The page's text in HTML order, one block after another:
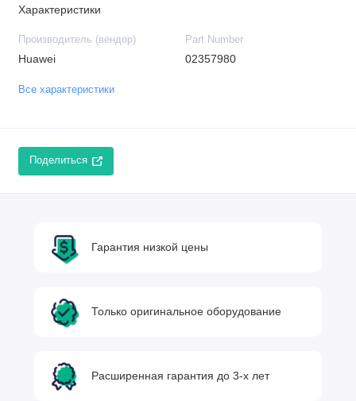
Характеристики
Производитель (вендор)
Huawei
Part Number
02357980
Все характеристики
Поделиться
Гарантия низкой цены
Только оригинальное оборудование
Расширенная гарантия до 3-х лет